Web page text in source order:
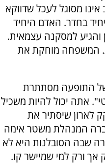
מסוגל לעכל שדווקא
בחדר. האדם היחיד
והגיע למסקנה עצמאית.
המשפחה מוחקת את
התופעה מסתתרת
. אתה יכול להיות משכיל
אבל תזדקק לארון שיסתיר את
המנהלת משטר אימה
שבה הסובלנות היא לא
ורק למי שמיישר קו.